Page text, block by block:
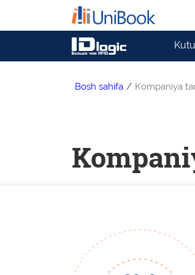
Bosh sahifa / Kompaniya